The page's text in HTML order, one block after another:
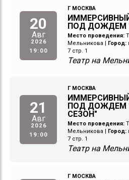
20
Авг
2026
19:00
Г МОСКВА
ПОД ДОЖДЕМ
Место проведения:
Мельникова | Город:
7 стр. 1
Театр на
21
Авг
2026
19:00
Г МОСКВА
ПОД ДОЖДЕМ
СЕЗОН"
Место проведения:
Мельникова | Город:
7 стр. 1
Театр на
Г МОСКВА